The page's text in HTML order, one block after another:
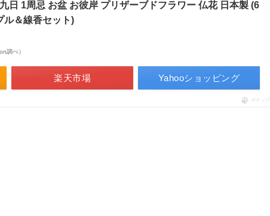
日 1周忌 お盆 お彼岸 プリザーブドフラワー 仏花 日本製 (6
ル＆線香セット)
調べ）
楽天市場 Yahooショッピング
ポチップ